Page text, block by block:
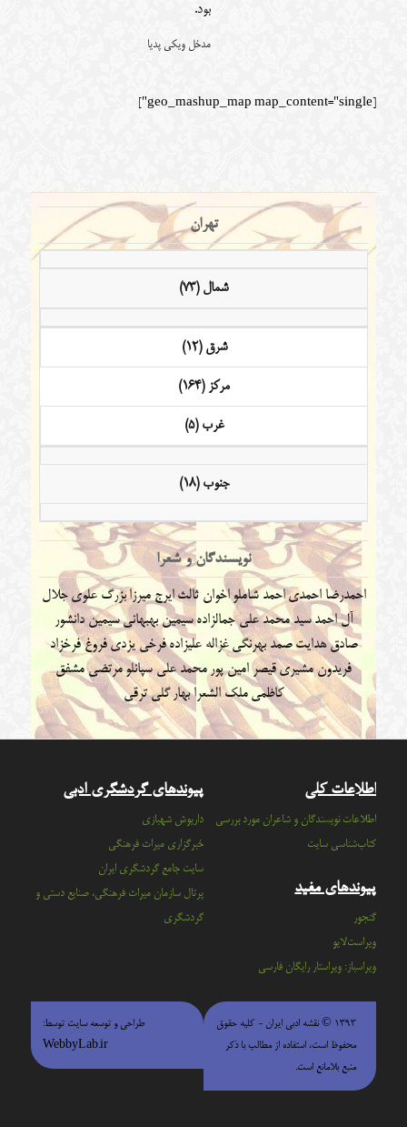
بود.
مدخل ویکی پدیا
تهران
شمال (73)
شرق (12)
مرکز (164)
غرب (5)
جنوب (18)
نویسندگان و شعرا
احمدرضا احمدیاحمد شاملو اخوان ثالث ایرج میرزابزرگ علوی جلال
آل احمدسید محمد علی جمالزادهسیمین بهبهانیسیمین دانشور
صادق هدایتصمد بهرنگی غزاله علیزادهفرخی یزدی فروغ فرخزاد
فریدون مشیری قیصر امین پور محمد علی سپانلومرتضی مشفق
کاظمی ملک الشعرا بهار گلی ترقی
اطلاعات کلی
اطلاعات نویسندگان و شاعران مورد بررسی
کتاب‌شناسی سایت
پیوندهای مفید
گنجور
ویراست‌لایو
ویراسباز: ویراستار رایگان فارسی
پیوندهای گردشگری ادبی
داریوش شهبازی
خبرگزاری میراث فرهنگی
سايت جامع گردشگري ايران
پرتال سازمان ميراث فرهنگي، صنايع دستي و
گردشگري
۱۳۹۳ © نقشه ادبی ایران - كليه حقوق
محفوظ است، استفاده از مطالب با ذكر
منبع بلامانع است.
طراحی و توسعه سایت توسط:
WebbyLab.ir